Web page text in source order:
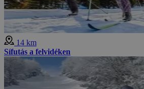
14 km
Sífutás a felvidéken